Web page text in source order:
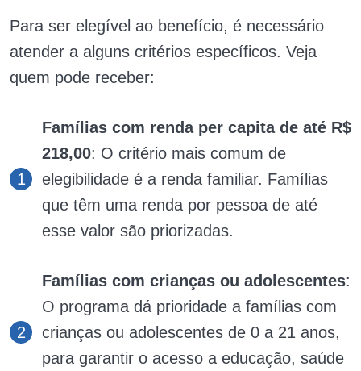
Para ser elegível ao benefício, é necessário
atender a alguns critérios específicos. Veja
quem pode receber:
Famílias com renda per capita de até R$
218,00: O critério mais comum de
elegibilidade é a renda familiar. Famílias
que têm uma renda por pessoa de até
esse valor são priorizadas.
Famílias com crianças ou adolescentes:
O programa dá prioridade a famílias com
crianças ou adolescentes de 0 a 21 anos,
para garantir o acesso a educação, saúde